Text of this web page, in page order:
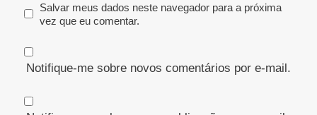
Salvar meus dados neste navegador para a próxima
vez que eu comentar.
Notifique-me sobre novos comentários por e-mail.